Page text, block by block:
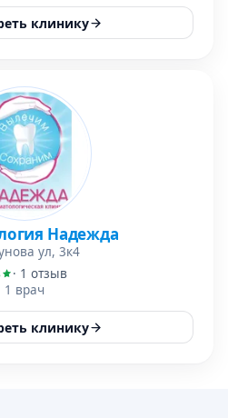
клинику
Надежда
ул, 3к4
· 1 отзыв
1 врач
клинику